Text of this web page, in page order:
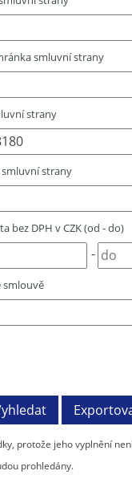
smluvní strany
strany
smluvní strany
bez DPH v CZK (od - do)
-
smlouvě
protože jeho vyplnění
prohledány.